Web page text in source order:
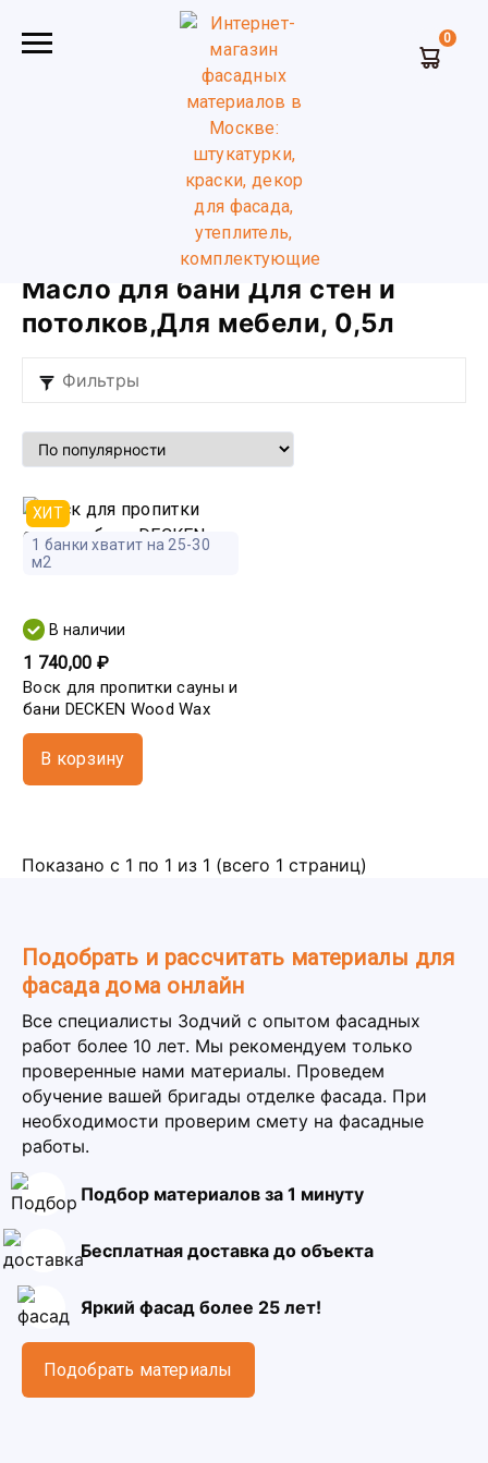
0
Масло и воск для дерева
Для мебели для стен и потолков
Масло для бани Для стен и
потолков,Для мебели, 0,5л
Фильтры
ХИТ
1 банки хватит на 25-30
м2
В наличии
1 740,00 ₽
Воск для пропитки сауны и
бани DECKEN Wood Wax
В корзину
Показано с 1 по 1 из 1 (всего 1 страниц)
Подобрать и рассчитать материалы для
фасада дома онлайн
Все специалисты Зодчий с опытом фасадных
работ более 10 лет. Мы рекомендуем только
проверенные нами материалы. Проведем
обучение вашей бригады отделке фасада. При
необходимости проверим смету на фасадные
работы.
Подбор материалов за 1 минуту
Бесплатная доставка до объекта
Яркий фасад более 25 лет!
Подобрать материалы